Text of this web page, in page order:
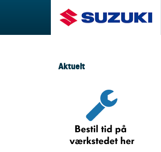
Aktuelt